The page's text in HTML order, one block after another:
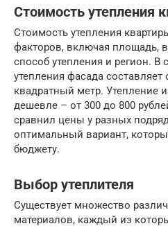
Стоимость утепления
Стоимость утепления
факторов, включая площадь,
способ утепления и регион. В
утепления фасада составляет
квадратный метр. Утепление
дешевле – от 300 до 800
сравнил цены у разных
оптимальный вариант,
бюджету.
Выбор утеплителя
Существует множество
материалов, каждый из